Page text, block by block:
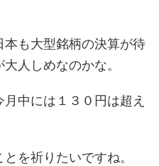
も大型銘柄の決算が待
人しめなのかな。
中には１３０円は超え
を祈りたいですね。